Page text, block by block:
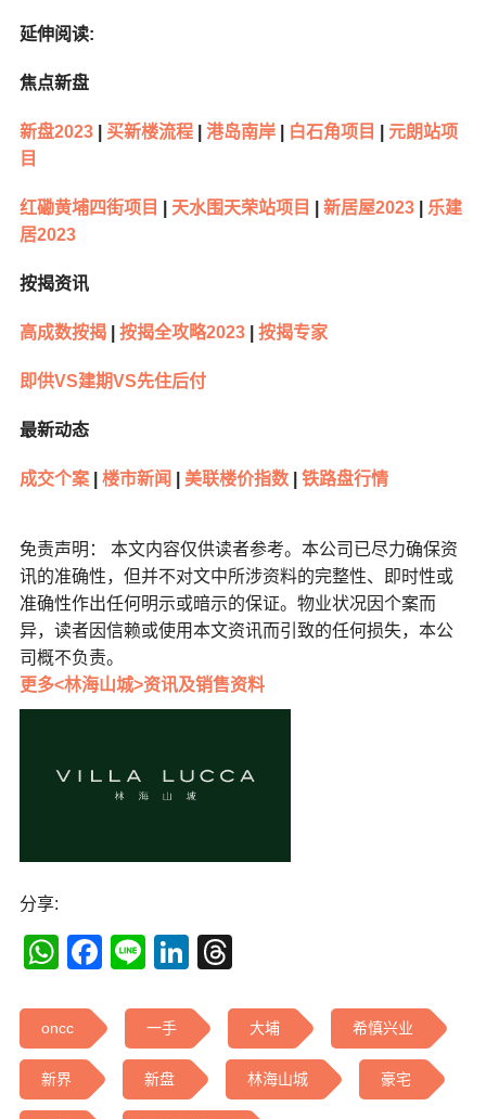
延伸阅读:
焦点新盘
新盘2023| 买新楼流程| 港岛南岸| 白石角项目
元朗站项
目
红磡黄埔四街项目 天水围天荣站项目 新居屋2023|
乐建
居2023
按揭资讯
高成数按揭| 按揭全攻略2023| 按揭专家
即供VS建期VS先住后付
最新动态
成交个案| 楼市新闻 美联楼价指数| 铁路盘行情
免责声明： 本文内容仅供读者参考。本公司已尽力确保资
讯的准确性，但并不对文中所涉资料的完整性、即时性或
准确性作出任何明示或暗示的保证。物业状况因个案而
异，读者因信赖或使用本文资讯而引致的任何损失，本公
司概不负责。
更多<林海山城>资讯及销售资料
分享:
WhatsApp
Facebook
LineLinkedIn
Threads
oncc 一手 大埔 希慎兴业
新界 新盘 林海山城 豪宅